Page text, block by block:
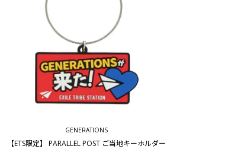
GENERATIONS
【ETS限定】 PARALLEL POST ご当地キーホルダー